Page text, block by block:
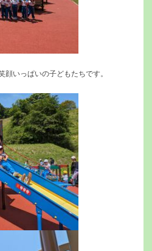
いっぱいの子どもたちです。